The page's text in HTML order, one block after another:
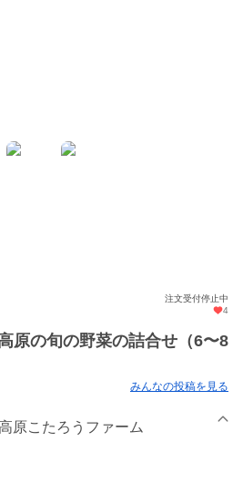
注文受付停止中
4
原の旬の野菜の詰合せ（6〜8
みんなの投稿を見る
原こたろうファーム